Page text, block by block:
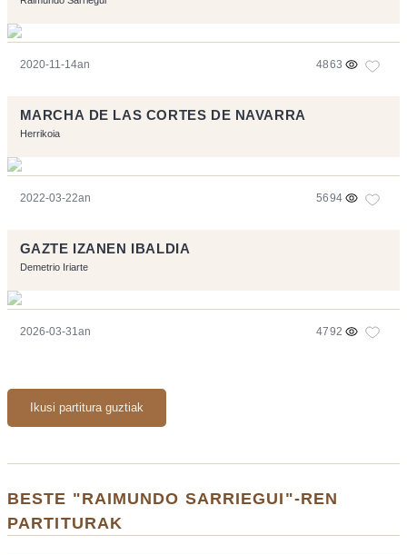
2020-11-14an 4863
MARCHA DE LAS CORTES DE NAVARRA
Herrikoia
2022-03-22an 5694
GAZTE IZANEN IBALDIA
Demetrio Iriarte
2026-03-31an 4792
Ikusi partitura guztiak
BESTE "RAIMUNDO SARRIEGUI"-REN
PARTITURAK